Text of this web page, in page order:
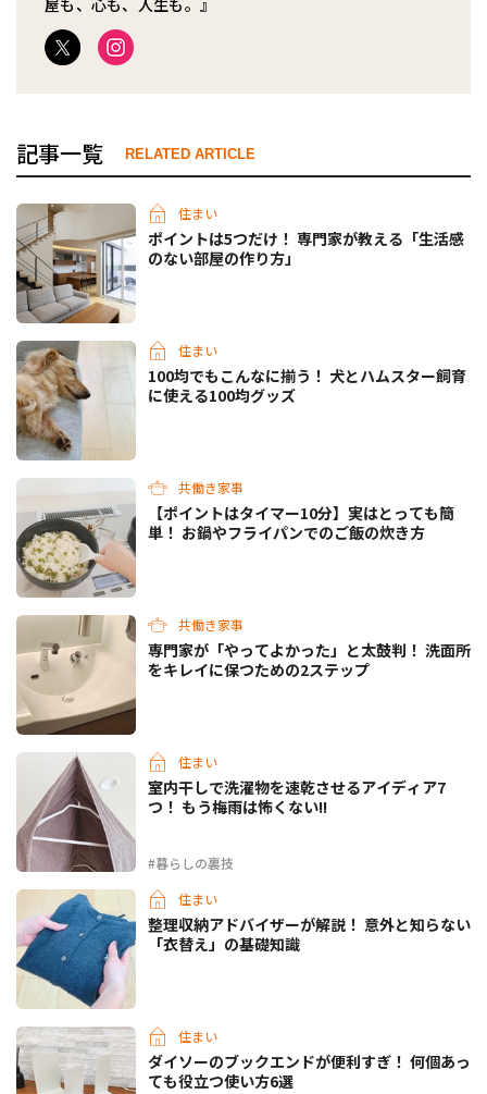
屋も、心も、人生も。』
記事一覧 RELATED ARTICLE
住まい
ポイントは5つだけ！ 専門家が教える「生活感
のない部屋の作り方」
住まい
100均でもこんなに揃う！ 犬とハムスター飼育
に使える100均グッズ
共働き家事
【ポイントはタイマー10分】実はとっても簡
単！ お鍋やフライパンでのご飯の炊き方
共働き家事
専門家が「やってよかった」と太鼓判！ 洗面所
をキレイに保つための2ステップ
住まい
#暮らしの裏技
室内干しで洗濯物を速乾させるアイディア7
つ！ もう梅雨は怖くない!!
住まい
整理収納アドバイザーが解説！ 意外と知らない
「衣替え」の基礎知識
住まい
ダイソーのブックエンドが便利すぎ！ 何個あっ
ても役立つ使い方6選